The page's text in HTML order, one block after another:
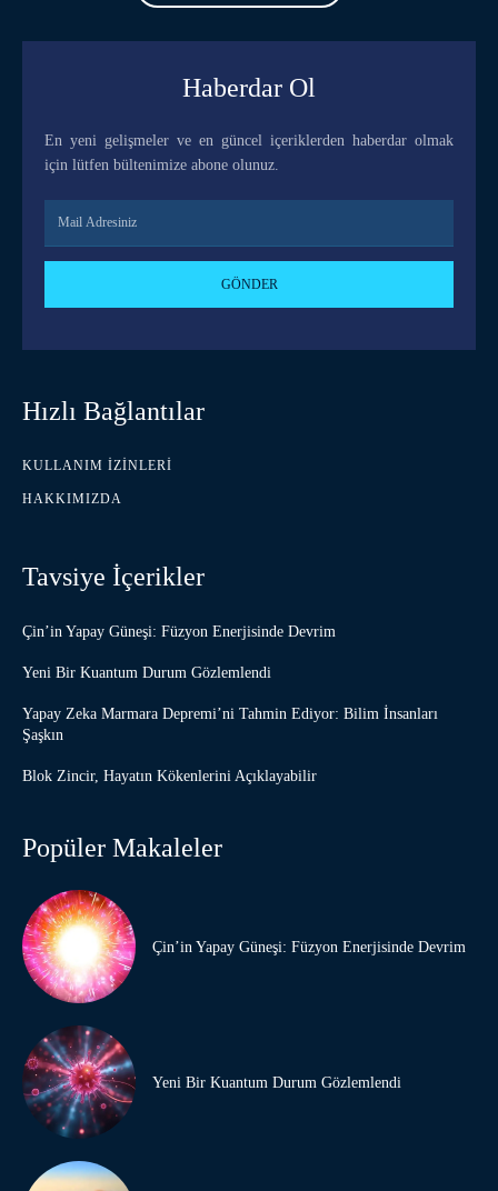
Haberdar Ol
En yeni gelişmeler ve en güncel içeriklerden haberdar olmak
için lütfen bültenimize abone olunuz.
GÖNDER
Hızlı Bağlantılar
KULLANIM İZINLERI
HAKKIMIZDA
Tavsiye İçerikler
Çin’in Yapay Güneşi: Füzyon Enerjisinde Devrim
Yeni Bir Kuantum Durum Gözlemlendi
Yapay Zeka Marmara Depremi’ni Tahmin Ediyor: Bilim İnsanları
Şaşkın
Blok Zincir, Hayatın Kökenlerini Açıklayabilir
Popüler Makaleler
Çin’in Yapay Güneşi: Füzyon Enerjisinde Devrim
Yeni Bir Kuantum Durum Gözlemlendi